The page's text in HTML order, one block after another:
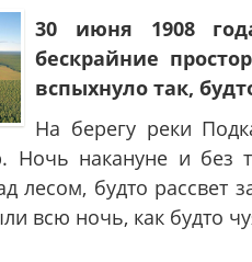
30 июня 1908
бескрайние
вспыхнуло так,
На берегу реки
Ночь накануне и без
лесом, будто
всю ночь, как будто